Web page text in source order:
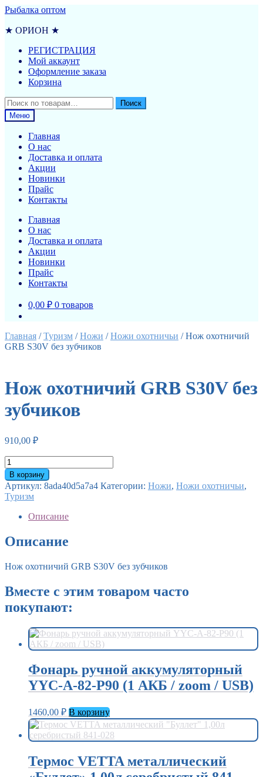
Перейти
навигации
Перейти
содержимому
Рыбалка оптом
★ ОРИОН ★
РЕГИСТРАЦИЯ
Мой аккаунт
Оформление заказа
Корзина
Искать:
Поиск
Меню
Главная
О нас
Доставка и оплата
Акции
Новинки
Прайс
Контакты
Главная
О нас
Доставка и оплата
Акции
Новинки
Прайс
Контакты
0,00 ₽ 0 товаров
Главная /Туризм /Ножи /Ножи охотничьи /Нож охотничий
GRB S30V без зубчиков
Нож охотничий GRB S30V без
зубчиков
910,00 ₽
Количество
товара
Нож
охотничий
GRB
S30V
зубчиков
В корзину
Артикул: 8ada40d5a7a4 Категории: Ножи, Ножи охотничьи,
Туризм
Описание
Описание
Нож охотничий GRB S30V без зубчиков
Вместе с этим товаром часто
покупают:
Фонарь ручной аккумуляторный
YYC-A-82-P90 (1 АКБ / zoom / USB)
1460,00 ₽ В корзину
Термос VETTA металлический